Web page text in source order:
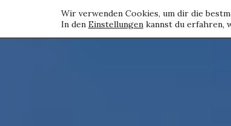
Wir verwenden Cookies, um dir die
In den Einstellungenkannst du erfahren,